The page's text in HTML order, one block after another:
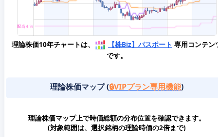
理論株価10年チャートは、 【株Biz】パスポート 専用コンテン
です。
理論株価マップ (🔒VIPプラン専用機能)
理論株価マップ上で時価総額の分布位置を確認できます。
(対象範囲は、選択銘柄の理論時価の2倍まで)